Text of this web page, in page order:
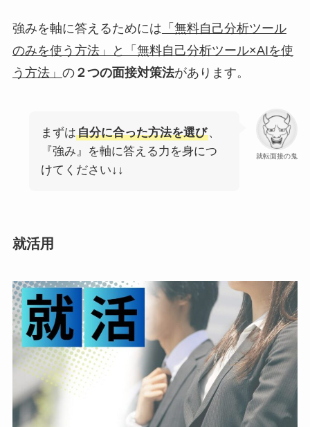
強みを軸に答えるためには 「無料自己分析ツール
のみを使う方法」と「無料自己分析ツール×AIを使
う方法」 の２つの面接対策法があります。
就転面接の鬼
まずは自分に合った方法を選び、
『強み』を軸に答える力を身につ
けてください↓↓
就活用